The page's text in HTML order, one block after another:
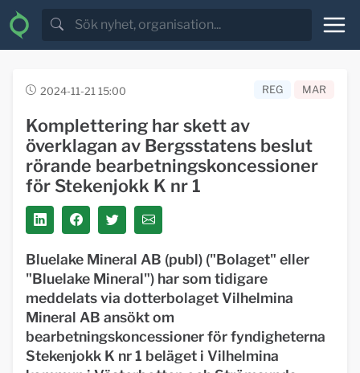
2024-11-21 15:00 REG MAR
Komplettering har skett av
överklagan av Bergsstatens beslut
rörande bearbetningskoncessioner
för Stekenjokk K nr 1
Bluelake Mineral AB (publ) ("Bolaget" eller
"Bluelake Mineral") har som tidigare
meddelats via dotterbolaget Vilhelmina
Mineral AB ansökt om
bearbetningskoncessioner för fyndigheterna
Stekenjokk K nr 1 beläget i Vilhelmina